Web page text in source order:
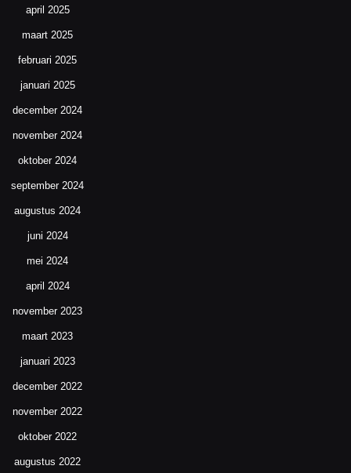
april 2025
maart 2025
februari 2025
januari 2025
december 2024
november 2024
oktober 2024
september 2024
augustus 2024
juni 2024
mei 2024
april 2024
november 2023
maart 2023
januari 2023
december 2022
november 2022
oktober 2022
augustus 2022